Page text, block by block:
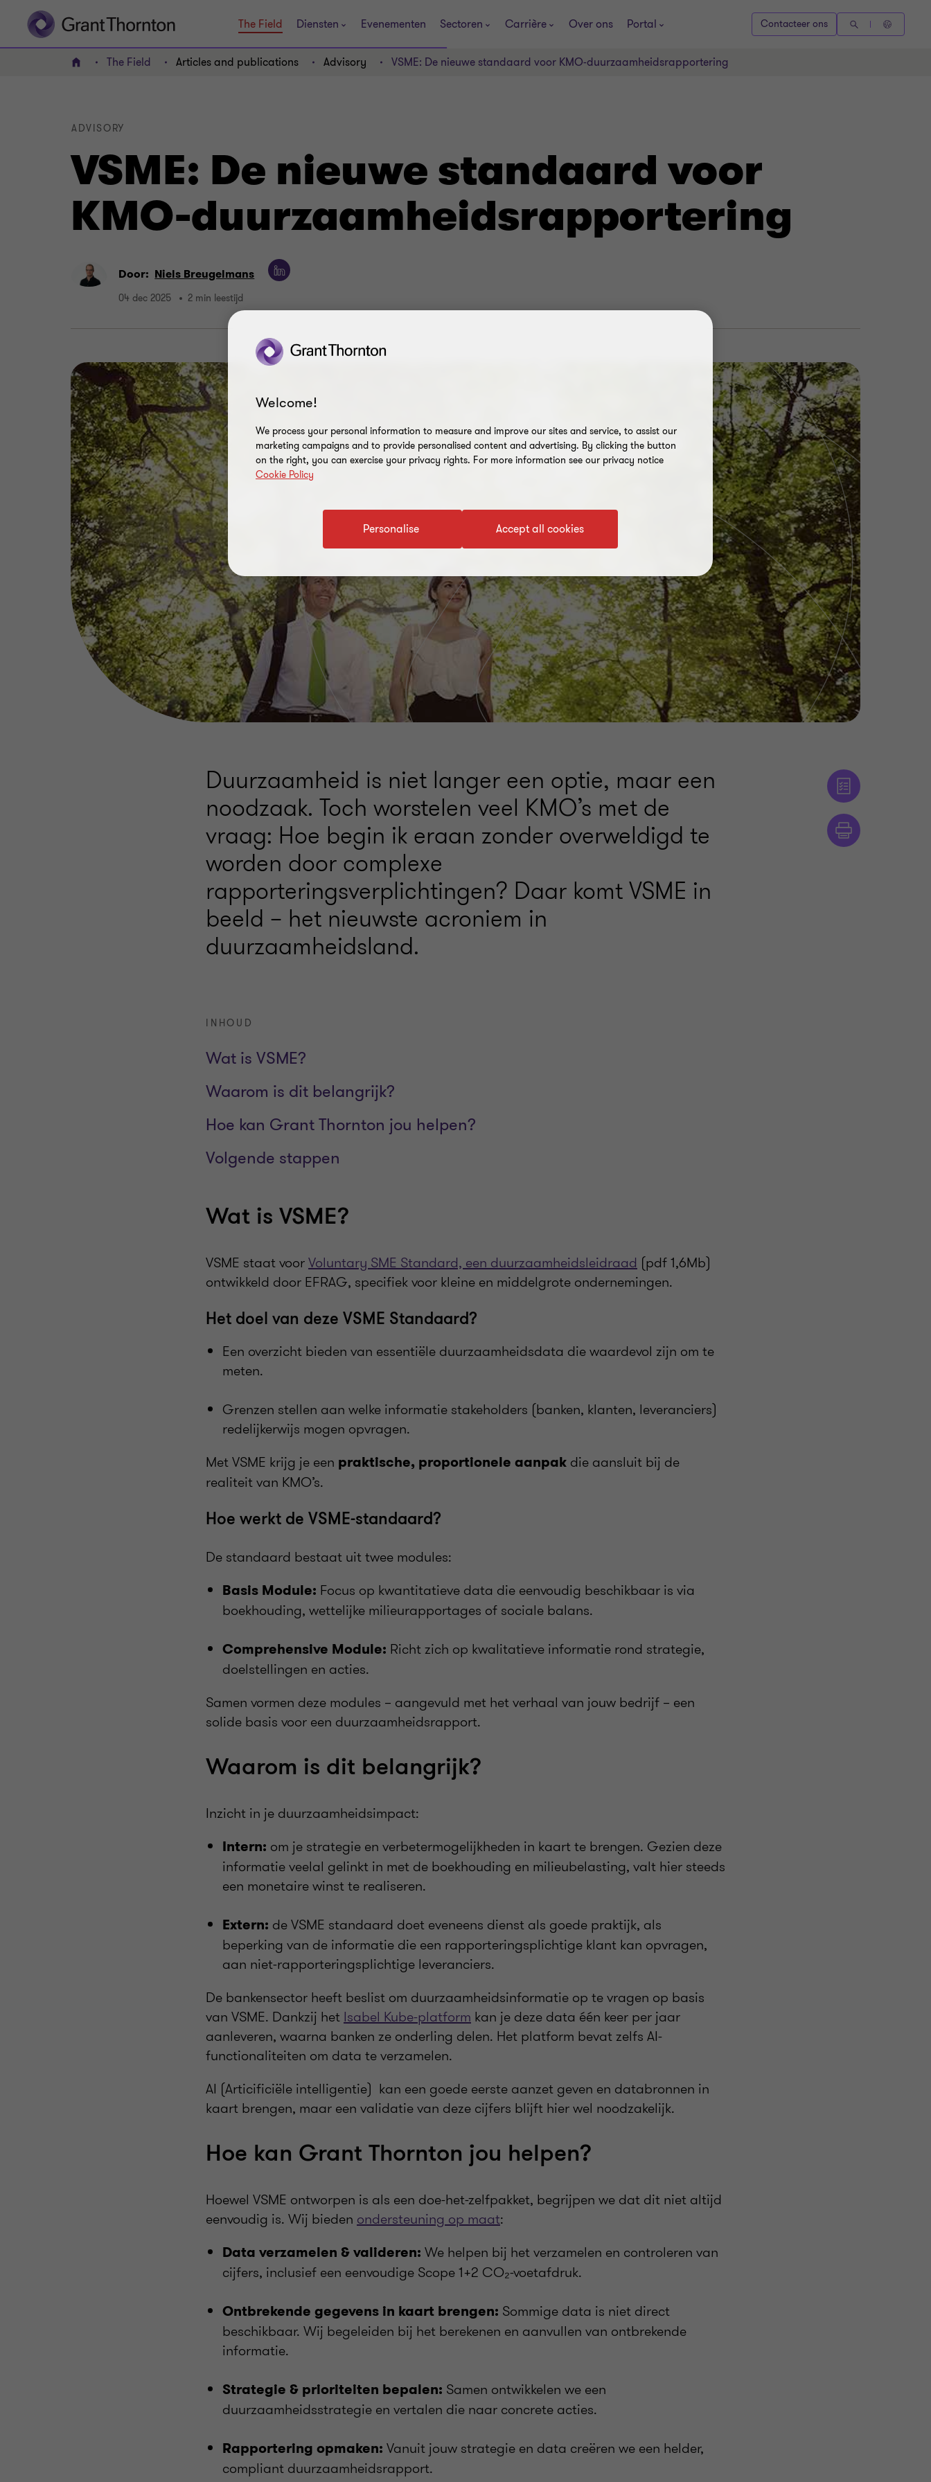
The Field Diensten Evenementen Sectoren Carrière Over ons Portal Contacteer ons
HOME The Field Articles and publications Advisory VSME: De nieuwe standaard voor KMO-duurzaamheidsrapportering
VSME: De nieuwe standaard voor
KMO-duurzaamheidsrapportering
ADVISORY
Door: Niels Breugelmans
04 dec 2025 2 min leestijd
Duurzaamheid is niet langer een optie, maar een
noodzaak. Toch worstelen veel KMO’s met de
vraag: Hoe begin ik eraan zonder overweldigd te
worden door complexe
rapporteringsverplichtingen? Daar komt VSME in
beeld – het nieuwste acroniem in
duurzaamheidsland.
INHOUD
Wat is VSME?
Waarom is dit belangrijk?
Hoe kan Grant Thornton jou helpen?
Volgende stappen
Wat is VSME?
VSME staat voorVoluntary SME Standard, een duurzaamheidsleidraad (pdf 1,6Mb)
ontwikkeld door EFRAG, specifiek voor kleine en middelgrote ondernemingen.
Het doel van deze VSME Standaard?
Een overzicht bieden van essentiële duurzaamheidsdata die waardevol zijn om te
meten.
Grenzen stellen aan welke informatie stakeholders (banken, klanten, leveranciers)
redelijkerwijs mogen opvragen.
Met VSME krijg je een praktische, proportionele aanpak die aansluit bij de
realiteit van KMO’s.
Hoe werkt de VSME-standaard?
De standaard bestaat uit twee modules:
Basis Module: Focus op kwantitatieve data die eenvoudig beschikbaar is via
boekhouding, wettelijke milieurapportages of sociale balans.
Comprehensive Module: Richt zich op kwalitatieve informatie rond strategie,
doelstellingen en acties.
Samen vormen deze modules – aangevuld met het verhaal van jouw bedrijf – een
solide basis voor een duurzaamheidsrapport.
Waarom is dit belangrijk?
Inzicht in je duurzaamheidsimpact:
Intern: om je strategie en verbetermogelijkheden in kaart te brengen. Gezien deze
informatie veelal gelinkt in met de boekhouding en milieubelasting, valt hier steeds
een monetaire winst te realiseren.
Extern: de VSME standaard doet eveneens dienst als goede praktijk, als
beperking van de informatie die een rapporteringsplichtige klant kan opvragen,
aan niet-rapporteringsplichtige leveranciers.
De bankensector heeft beslist om duurzaamheidsinformatie op te vragen op basis
van VSME. Dankzij het Isabel Kube-platform kan je deze data één keer per jaar
aanleveren, waarna banken ze onderling delen. Het platform bevat zelfs AI-
functionaliteiten om data te verzamelen.
AI (Articificiële intelligentie) kan een goede eerste aanzet geven en databronnen in
kaart brengen, maar een validatie van deze cijfers blijft hier wel noodzakelijk.
Hoe kan Grant Thornton jou helpen?
Hoewel VSME ontworpen is als een doe-het-zelfpakket, begrijpen we dat dit niet altijd
eenvoudig is. Wij bieden ondersteuning op maat:
Data verzamelen & valideren: We helpen bij het verzamelen en controleren van
cijfers, inclusief een eenvoudige Scope 1+2 CO₂-voetafdruk.
Ontbrekende gegevens in kaart brengen: Sommige data is niet direct
beschikbaar. Wij begeleiden bij het berekenen en aanvullen van ontbrekende
informatie.
Strategie & prioriteiten bepalen: Samen ontwikkelen we een
duurzaamheidsstrategie en vertalen die naar concrete acties.
Rapportering opmaken: Vanuit jouw strategie en data creëren we een helder,
compliant duurzaamheidsrapport.
Welcome!
We process your personal information to measure and improve our sites and service, to assist our
marketing campaigns and to provide personalised content and advertising. By clicking the button
on the right, you can exercise your privacy rights. For more information see our privacy notice
Cookie Policy
Accept all cookies
Personalise